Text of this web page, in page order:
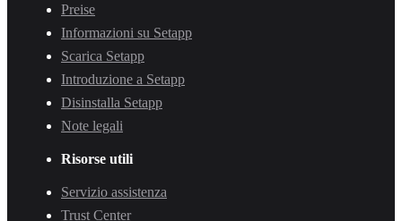
Preise
Informazioni su Setapp
Scarica Setapp
Introduzione a Setapp
Disinstalla Setapp
Note legali
Risorse utili
Servizio assistenza
Trust Center